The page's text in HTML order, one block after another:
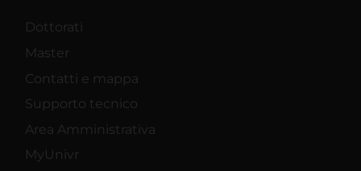
Dottorati
Master
Contatti e mappa
Supporto tecnico
Area Amministrativa
MyUnivr